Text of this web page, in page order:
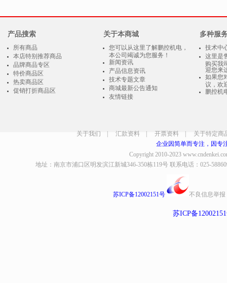
产品搜索
所有商品
本店特别推荐商品
品牌商品专区
特价商品区
热卖商品区
促销打折商品区
关于本商城
您可以从这里了解鹏控机电，
本公司竭诚为您服务！
新闻资讯
产品信息资讯
技术专题文章
商城最新公告通知
友情链接
多种服
技术中
这里是
购买我
迎您来
如果您
议，欢
鹏控机
关于我们 汇款资料 开票资料
关于特定商
企业因简单而专注，因专
Copyright 2010-2023
地址：南京市浦口区明发滨江新城346-350栋119号 联系电话：025-
苏ICP备12002151号 不良信息举报
苏ICP备